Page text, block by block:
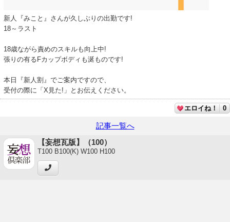
新人『みこと』さんが久しぶりの出勤です!
18～ラスト
18歳ながら責めのスキルも向上中!
張りの有るFカップボディも涎ものです!
本日『新人割』でご案内ですので、
受付の際に「X見た!」とお伝えください。
エロイね！ 0
記事一覧へ
【妄想瓦版】（100）
T100 B100(K) W100 H100